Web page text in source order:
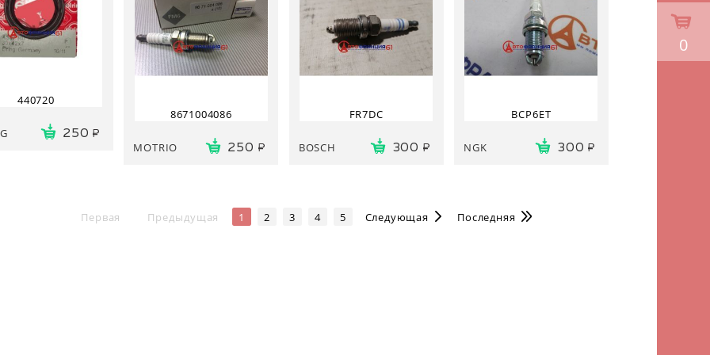
440720
250
8671004086
MOTRIO 250
FR7DC
BOSCH 300
BCP6ET
NGK 300
Первая Предыдущая 1 2 3 4 5 Следующая Последняя
0